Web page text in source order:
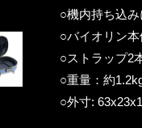
○機内持ち込
○バイオリン
○ストラップ2
○重量：約
○外寸: